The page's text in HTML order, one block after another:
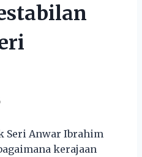
Seri Anwar Ibrahim
kerajaan